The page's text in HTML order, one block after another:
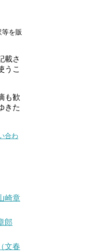
等を販
載さ
うこ
も歓
きた
合わ
崎章
郎
文春